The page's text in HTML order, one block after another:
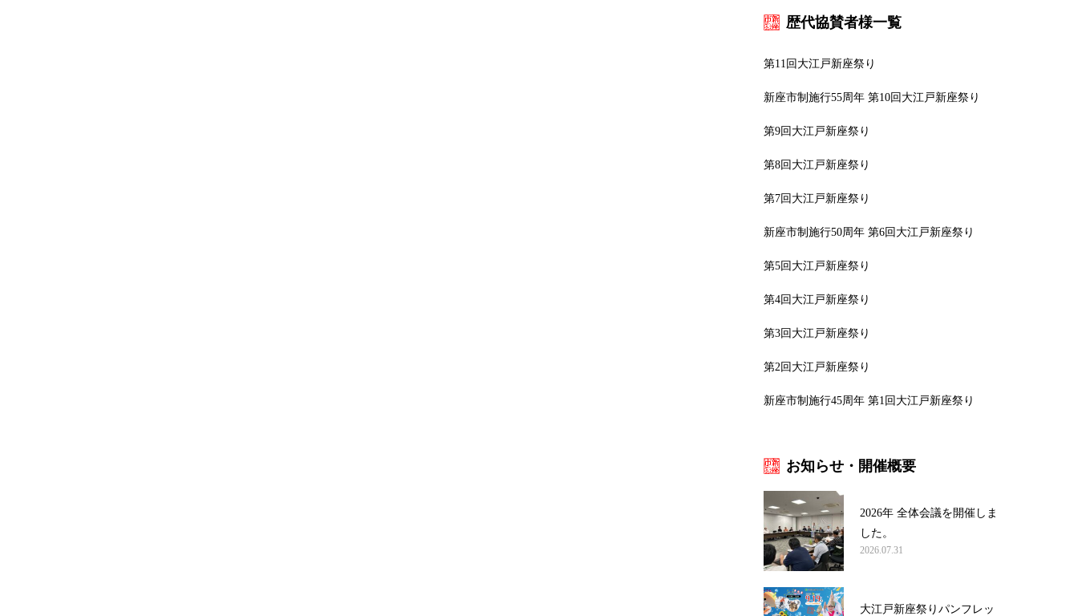
歴代協賛者様一覧
第11回大江戸新座祭り
新座市制施行55周年 第10回大江戸新座祭り
第9回大江戸新座祭り
第8回大江戸新座祭り
第7回大江戸新座祭り
新座市制施行50周年 第6回大江戸新座祭り
第5回大江戸新座祭り
第4回大江戸新座祭り
第3回大江戸新座祭り
第2回大江戸新座祭り
新座市制施行45周年 第1回大江戸新座祭り
お知らせ・開催概要
2026年 全体会議を開催しま
した。
2026.07.31
大江戸新座祭りパンフレッ